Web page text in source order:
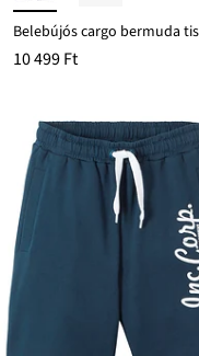
10 499 Ft